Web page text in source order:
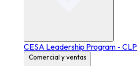
CESA Leadership Program - CLP
Comercial y ventas